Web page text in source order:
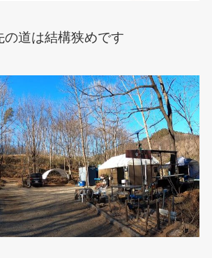
の道は結構狭めです